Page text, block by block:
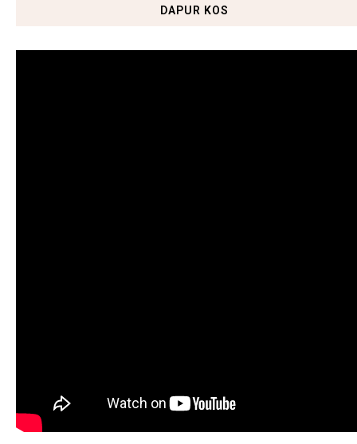
DAPUR KOS